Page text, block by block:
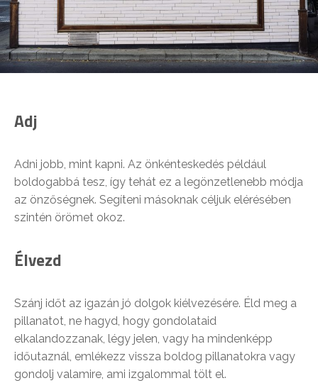
Adj
Adni jobb, mint kapni. Az önkénteskedés például
boldogabbá tesz, így tehát ez a legönzetlenebb módja
az önzőségnek. Segíteni másoknak céljuk elérésében
szintén örömet okoz.
Élvezd
Szánj időt az igazán jó dolgok kiélvezésére. Éld meg a
pillanatot, ne hagyd, hogy gondolataid
elkalandozzanak, légy jelen, vagy ha mindenképp
időutaznál, emlékezz vissza boldog pillanatokra vagy
gondolj valamire, ami izgalommal tölt el.